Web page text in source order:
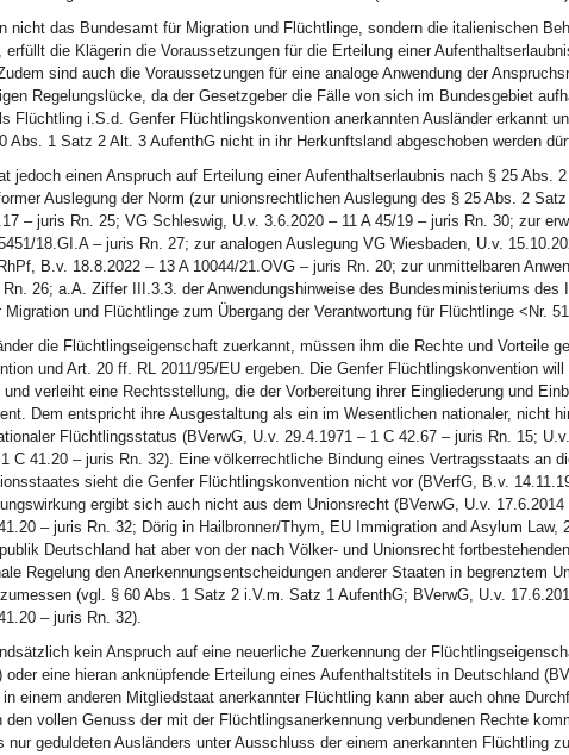
nicht das Bundesamt für Migration und Flüchtlinge, sondern die italienischen
erfüllt die Klägerin die Voraussetzungen für die Erteilung einer
sind auch die Voraussetzungen für eine analoge Anwendung der
Regelungslücke, da der Gesetzgeber die Fälle von sich im Bundesgebiet
Flüchtling i.S.d. Genfer Flüchtlingskonvention anerkannten Ausländer erkannt
Abs. 1 Satz 2 Alt. 3 AufenthG nicht in ihr Herkunftsland abgeschoben werden
jedoch einen Anspruch auf Erteilung einer Aufenthaltserlaubnis nach § 25 Abs.
Auslegung der Norm (zur unionsrechtlichen Auslegung des § 25 Abs. 2
– juris Rn. 25; VG Schleswig, U.v. 3.6.2020 – 11 A 45/19 – juris Rn. 30; zur
18.GI.A – juris Rn. 27; zur analogen Auslegung VG Wiesbaden, U.v.
B.v. 18.8.2022 – 13 A 10044/21.OVG – juris Rn. 20; zur unmittelbaren
26; a.A. Ziffer III.3.3. der Anwendungshinweise des Bundesministeriums des
Migration und Flüchtlinge zum Übergang der Verantwortung für Flüchtlinge <Nr.
die Flüchtlingseigenschaft zuerkannt, müssen ihm die Rechte und Vorteile
und Art. 20 ff. RL 2011/95/EU ergeben. Die Genfer Flüchtlingskonvention
und verleiht eine Rechtsstellung, die der Vorbereitung ihrer Eingliederung und
Dem entspricht ihre Ausgestaltung als ein im Wesentlichen nationaler, nicht
Flüchtlingsstatus (BVerwG, U.v. 29.4.1971 – 1 C 42.67 – juris Rn. 15;
C 41.20 – juris Rn. 32). Eine völkerrechtliche Bindung eines Vertragsstaats an
sieht die Genfer Flüchtlingskonvention nicht vor (BVerfG, B.v.
ergibt sich auch nicht aus dem Unionsrecht (BVerwG, U.v.
– juris Rn. 32; Dörig in Hailbronner/Thym, EU Immigration and Asylum Law,
Deutschland hat aber von der nach Völker- und Unionsrecht
Regelung den Anerkennungsentscheidungen anderer Staaten in begrenztem
(vgl. § 60 Abs. 1 Satz 2 i.V.m. Satz 1 AufenthG; BVerwG, U.v.
– juris Rn. 32).
kein Anspruch auf eine neuerliche Zuerkennung der
oder eine hieran anknüpfende Erteilung eines Aufenthaltstitels in Deutschland
einem anderen Mitgliedstaat anerkannter Flüchtling kann aber auch ohne
den vollen Genuss der mit der Flüchtlingsanerkennung verbundenen Rechte
nur geduldeten Ausländers unter Ausschluss der einem anerkannten Flüchtling